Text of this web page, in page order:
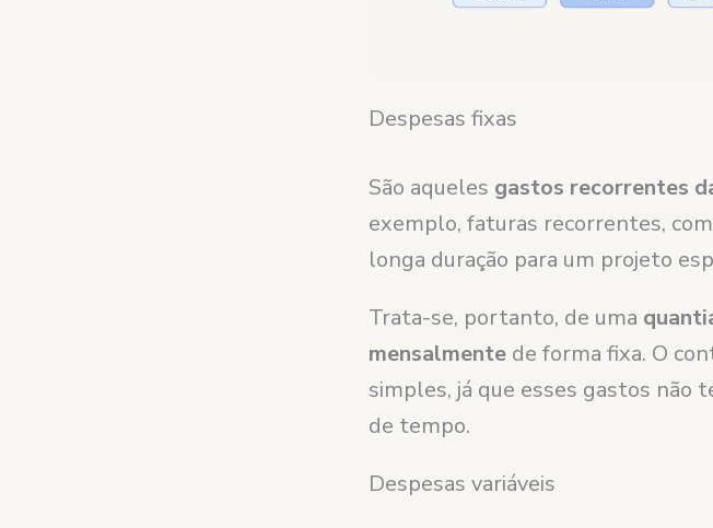
Despesas fixas
São aqueles gastos recorrentes
exemplo, faturas recorrentes,
longa duração para um projeto
Trata-se, portanto, de uma
mensalmente de forma fixa. O
simples, já que esses gastos não
de tempo.
Despesas variáveis